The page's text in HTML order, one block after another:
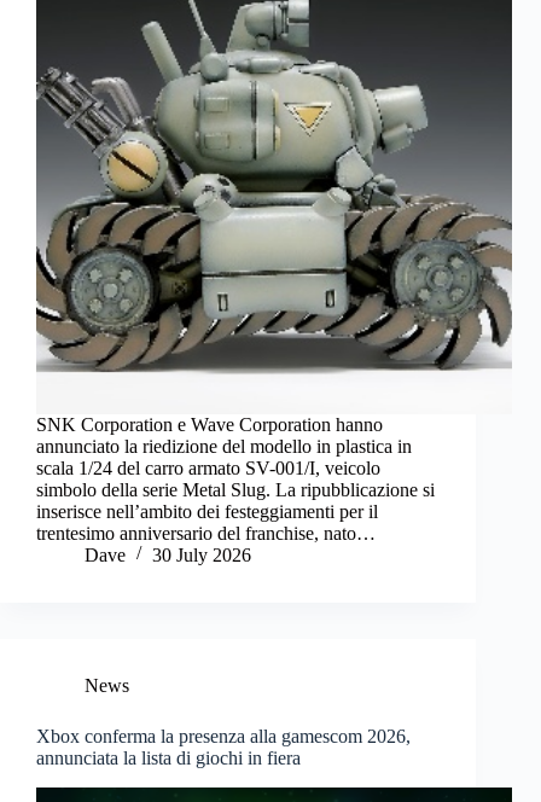
SNK Corporation e Wave Corporation hanno
annunciato la riedizione del modello in plastica in
scala 1/24 del carro armato SV-001/I, veicolo
simbolo della serie Metal Slug. La ripubblicazione si
inserisce nell’ambito dei festeggiamenti per il
trentesimo anniversario del franchise, nato…
Dave
30 July 2026
News
Xbox conferma la presenza alla gamescom 2026,
annunciata la lista di giochi in fiera